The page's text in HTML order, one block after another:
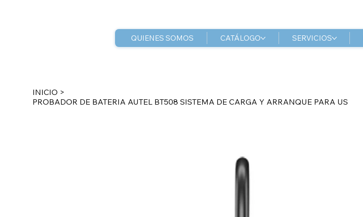
QUIENES SOMOS CATÁLOGO SERVICIOS
INICIO >
PROBADOR DE BATERIA AUTEL BT508 SISTEMA DE CARGA Y ARRANQUE PARA US